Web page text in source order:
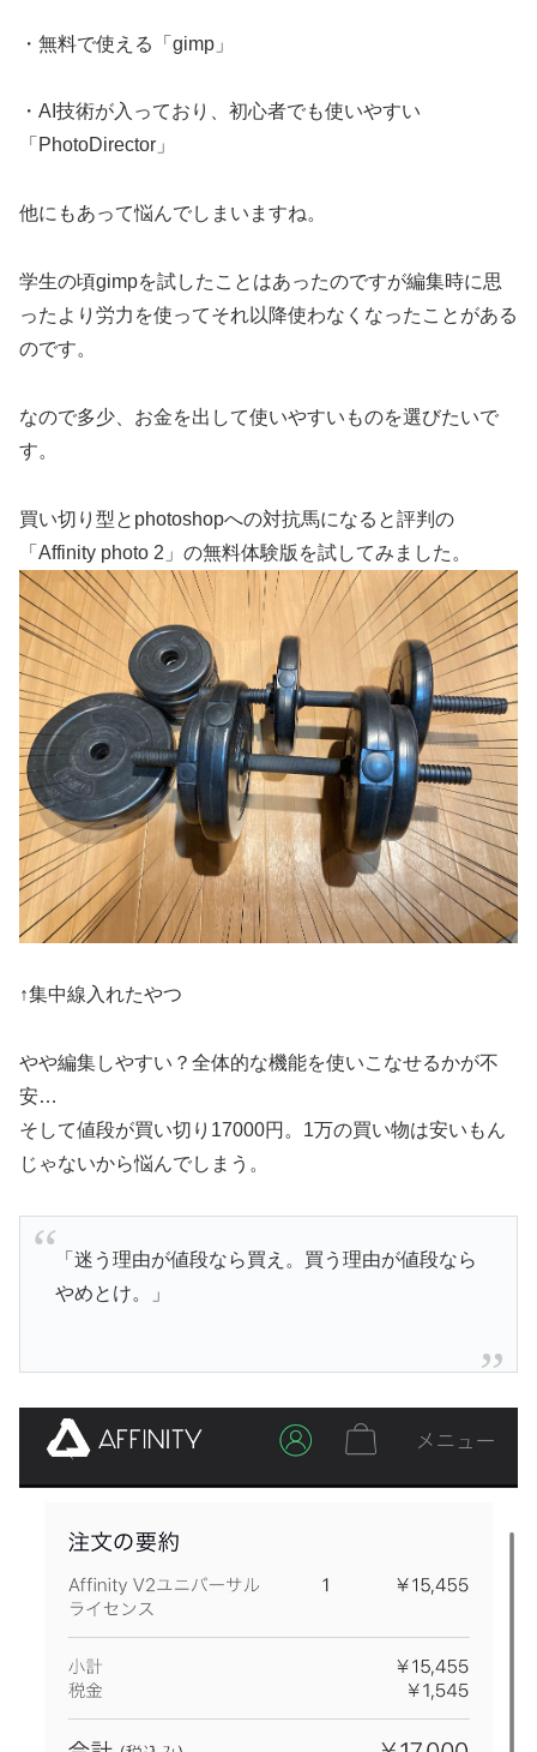
・無料で使える「 gimp 」
・ AI 技術が入っており、初心者でも使いやすい
「 PhotoDirector 」
他にもあって悩んでしまいますね。
学生の頃gimpを試したことはあったのですが編集時に思
ったより労力を使ってそれ以降使わなくなったことがある
のです。
なので多少、お金を出して使いやすいものを選びたいで
す。
買い切り型と photoshopへの対抗馬になると評判の
「 Affinity photo 2 」の無料体験版を試してみました。
↑集中線入れたやつ
やや編集しやすい？全体的な機能を使いこなせるかが不
安…
そして値段が買い切り 17000円。 1万の買い物は安いもん
じゃないから悩んでしまう。
「迷う理由が値段なら買え。買う理由が値段なら
やめとけ。」